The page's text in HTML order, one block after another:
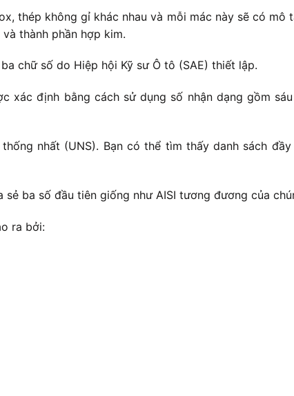
thép không gỉ khác nhau và mỗi mác này sẽ có mô
thành phần hợp kim.
chữ số do Hiệp hội Kỹ sư Ô tô (SAE) thiết lập.
xác định bằng cách sử dụng số nhận dạng gồm
nhất (UNS). Bạn có thể tìm thấy danh sách
ba số đầu tiên giống như AISI tương đương của
ra bởi: